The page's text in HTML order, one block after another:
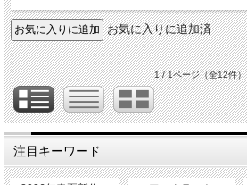
お気に入りに追加済
1 / 1ページ（全12件）
注目キーワード